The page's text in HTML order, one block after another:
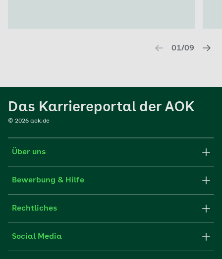
01/09
Das Karriereportal der AOK
© 2026 aok.de
Über uns
Karriere-Startseite
Unsere Kultur
Bewerbung & Hilfe
Stellenangebote
Rechtliches
Impressum
Social Media